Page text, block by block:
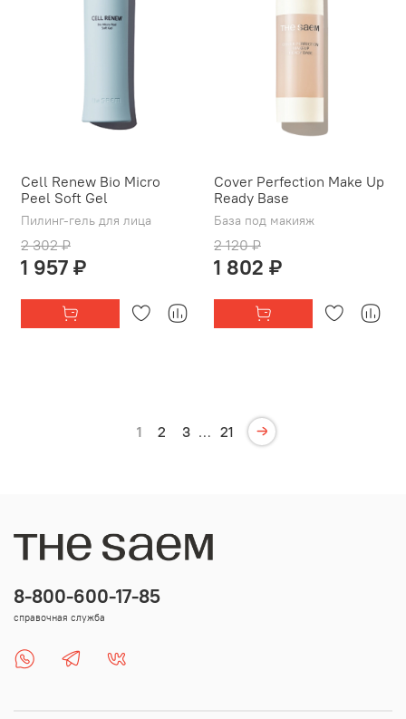
Cell Renew Bio Micro
Peel Soft Gel
Пилинг-гель для лица
2 302 ₽
1 957 ₽
Cover Perfection Make Up
Ready Base
База под макияж
2 120 ₽
1 802 ₽
1 2 3 … 21
8-800-600-17-85
справочная служба